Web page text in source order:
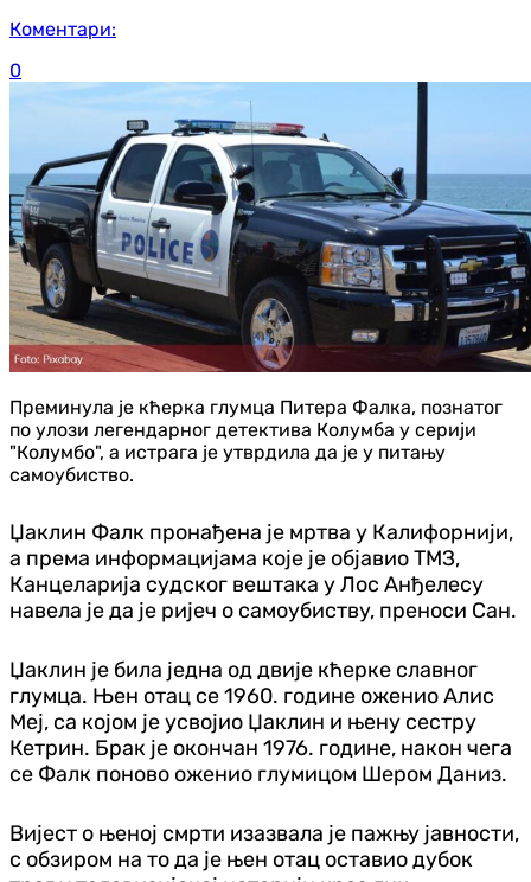
Коментари:
0
Преминула је кћерка глумца Питера Фалка, познатог
по улози легендарног детектива Колумба у серији
"Колумбо", а истрага је утврдила да је у питању
самоубиство.
Џаклин Фалк пронађена је мртва у Калифорнији,
а према информацијама које је објавио ТМЗ,
Канцеларија судског вештака у Лос Анђелесу
навела је да је ријеч о самоубиству, преноси Сан.
Џаклин је била једна од двије кћерке славног
глумца. Њен отац се 1960. године оженио Алис
Меј, са којом је усвојио Џаклин и њену сестру
Кетрин. Брак је окончан 1976. године, након чега
се Фалк поново оженио глумицом Шером Даниз.
Вијест о њеној смрти изазвала је пажњу јавности,
с обзиром на то да је њен отац оставио дубок